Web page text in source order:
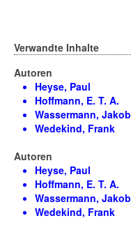
Verwandte Inhalte
Autoren
Heyse, Paul
Hoffmann, E. T. A.
Wassermann, Jakob
Wedekind, Frank
Autoren
Heyse, Paul
Hoffmann, E. T. A.
Wassermann, Jakob
Wedekind, Frank